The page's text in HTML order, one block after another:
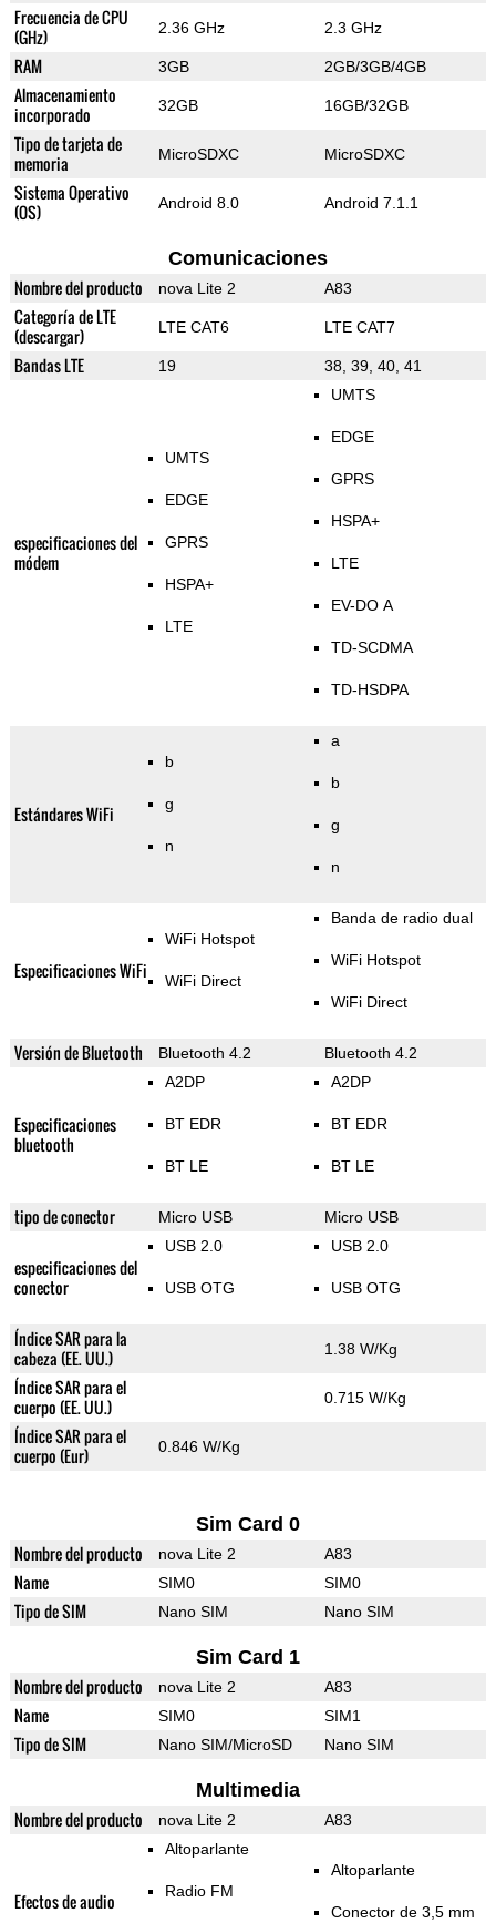
Frecuencia de CPU
(GHz)
2.36 GHz 2.3 GHz
RAM 3GB 2GB/3GB/4GB
Almacenamiento
incorporado
32GB 16GB/32GB
Tipo de tarjeta de
memoria
MicroSDXC MicroSDXC
Sistema Operativo
(OS)
Android 8.0 Android 7.1.1
Comunicaciones
Nombre del producto nova Lite 2 A83
Categoría de LTE
(descargar)
LTE CAT6 LTE CAT7
Bandas LTE 19 38, 39, 40, 41
especificaciones del
módem
UMTS
EDGE
GPRS
HSPA+
LTE
UMTS
EDGE
GPRS
HSPA+
LTE
EV-DO A
TD-SCDMA
TD-HSDPA
Estándares WiFi
b
g
n
a
b
g
n
Especificaciones WiFi
WiFi Hotspot
WiFi Direct
Banda de radio dual
WiFi Hotspot
WiFi Direct
Versión de Bluetooth Bluetooth 4.2 Bluetooth 4.2
Especificaciones
bluetooth
A2DP
BT EDR
BT LE
A2DP
BT EDR
BT LE
tipo de conector Micro USB Micro USB
especificaciones del
conector
USB 2.0
USB OTG
USB 2.0
USB OTG
Índice SAR para la
cabeza (EE. UU.)
1.38 W/Kg
Índice SAR para el
cuerpo (EE. UU.)
0.715 W/Kg
Índice SAR para el
cuerpo (Eur)
0.846 W/Kg
Sim Card 0
Nombre del producto nova Lite 2 A83
Name SIM0 SIM0
Tipo de SIM Nano SIM Nano SIM
Sim Card 1
Nombre del producto nova Lite 2 A83
Name SIM0 SIM1
Tipo de SIM Nano SIM/MicroSD Nano SIM
Multimedia
Nombre del producto nova Lite 2 A83
Efectos de audio
Altoparlante
Radio FM
Altoparlante
Conector de 3,5 mm